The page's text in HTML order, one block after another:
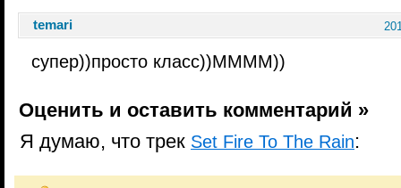
temari
супер))просто класс))ММММ))
Оценить и оставить комментарий »
Я думаю, что трек Set Fire To The Rain: